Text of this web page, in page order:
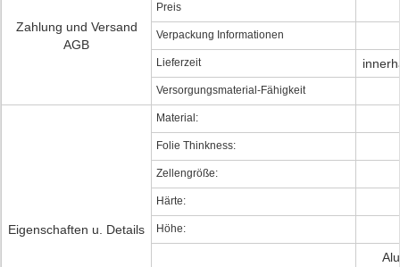
Zahlung und Versand
AGB
Preis
Verpackung Informationen
Lieferzeit
Versorgungsmaterial-Fähigkeit
Eigenschaften u. Details
Material:
Folie Thinkness:
Zellengröße:
Härte:
Höhe: